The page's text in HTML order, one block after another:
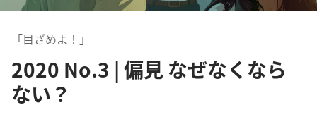
「目ざめよ！」
2020 No.3 | 偏見 なぜなくなら
ない？